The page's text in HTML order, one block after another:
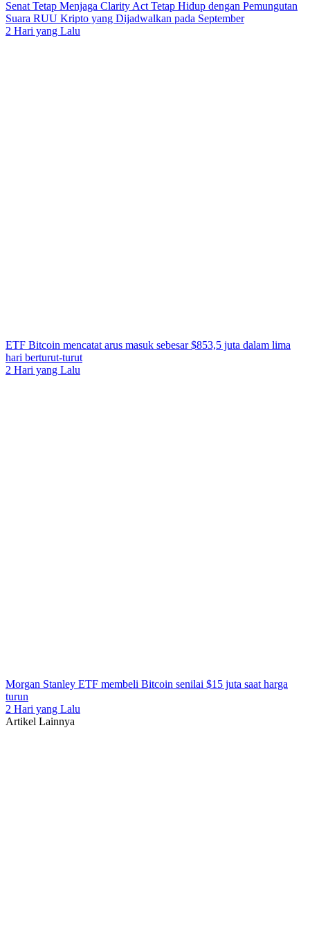
Senat Tetap Menjaga Clarity Act Tetap Hidup dengan Pemungutan
Suara RUU Kripto yang Dijadwalkan pada September
2 Hari yang Lalu
ETF Bitcoin mencatat arus masuk sebesar $853,5 juta dalam lima
hari berturut-turut
2 Hari yang Lalu
Morgan Stanley ETF membeli Bitcoin senilai $15 juta saat harga
turun
2 Hari yang Lalu
Artikel Lainnya